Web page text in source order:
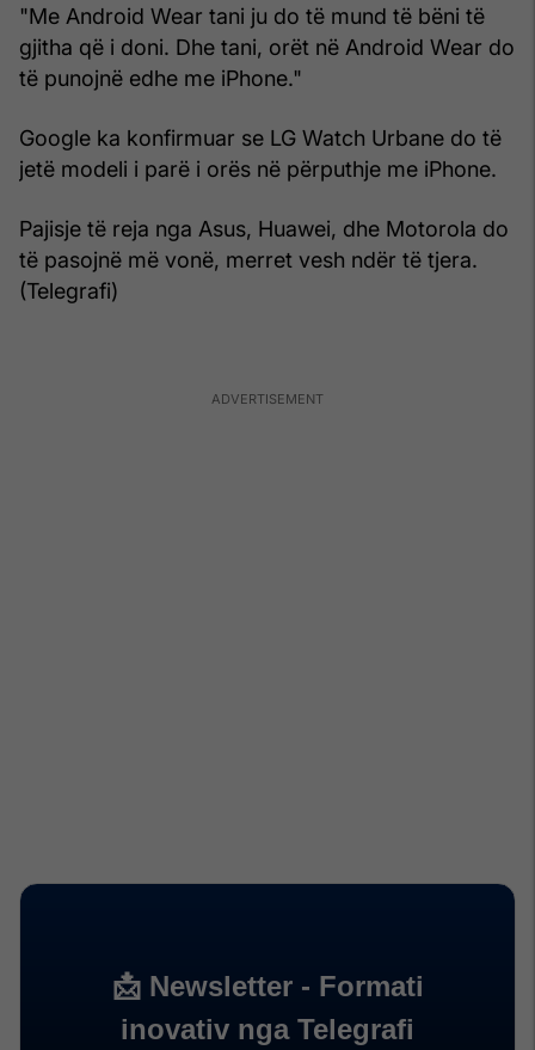
"Me Android Wear tani ju do të mund të bëni të
gjitha që i doni. Dhe tani, orët në Android Wear do
të punojnë edhe me iPhone."
Google ka konfirmuar se LG Watch Urbane do të
jetë modeli i parë i orës në përputhje me iPhone.
Pajisje të reja nga Asus, Huawei, dhe Motorola do
të pasojnë më vonë, merret vesh ndër të tjera.
(Telegrafi)